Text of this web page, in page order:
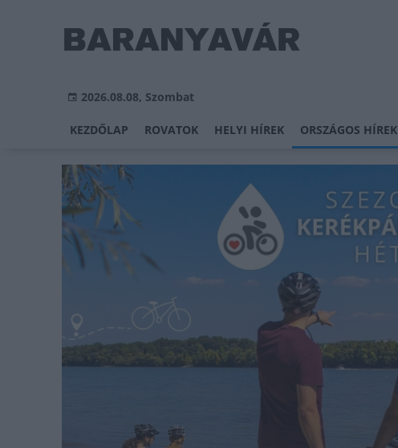
2026.08.08, Szombat
KEZDŐLAP ROVATOK HELYI HÍREK ORSZÁGOS HÍREK